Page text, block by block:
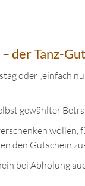
der Tanz-
oder „einfach
gewählter
den Gutschein
bei Abholung